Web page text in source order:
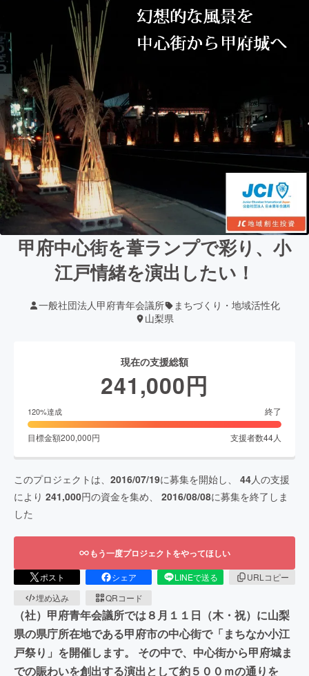
甲府中心街を葦ランプで彩り、小
江戸情緒を演出したい！
一般社団法人甲府青年会議所
まちづくり・地域活性化
山梨県
現在の支援総額
241,000円
120%達成 終了
目標金額200,000円 支援者数44人
このプロジェクトは、 2016/07/19に募集を開始し、 44人の支援
により 241,000円の資金を集め、 2016/08/08に募集を終了しま
した
もう一度プロジェクトをやってほしい
ポスト シェア LINEで送る
URLコピー
埋め込み
QRコード
（社）甲府青年会議所では８月１１日（木・祝）に山梨
県の県庁所在地である甲府市の中心街で「まちなか小江
戸祭り」を開催します。 その中で、中心街から甲府城ま
での賑わいを創出する演出として約５００ｍの通りを